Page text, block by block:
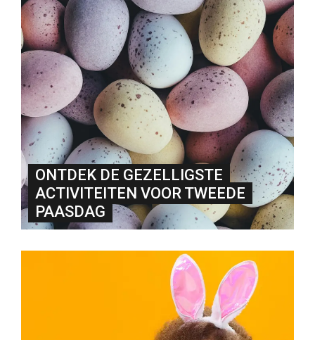
ONTDEK DE GEZELLIGSTE
ACTIVITEITEN VOOR TWEEDE
PAASDAG